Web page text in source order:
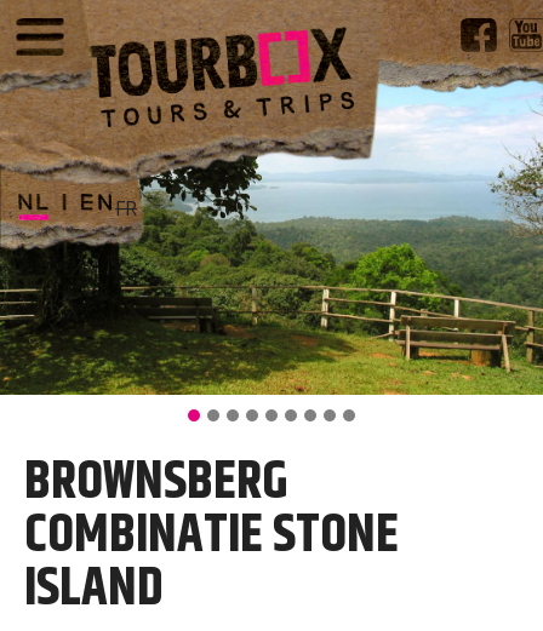
FR
BROWNSBERG
COMBINATIE STONE
ISLAND